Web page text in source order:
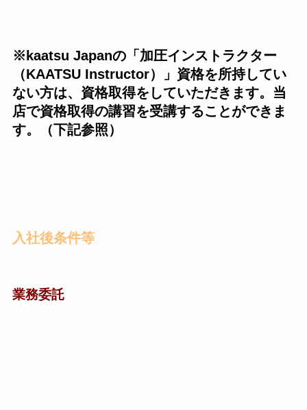
※kaatsu Japanの「加圧インストラクター
（KAATSU Instructor）」資格を所持してい
ない方は、資格取得をしていただきます。 当
店で資格取得の講習を受講することができま
す。（下記参照）
入社後条件等
業務委託